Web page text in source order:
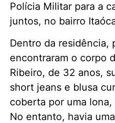
Polícia Militar para a
juntos, no bairro
Dentro da residência,
encontraram o corpo
Ribeiro, de 32 anos,
short jeans e blusa
coberta por uma
No entanto, havia